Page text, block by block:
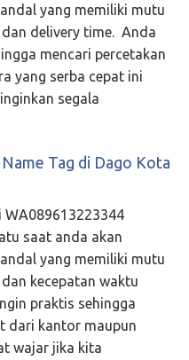
yang memiliki mutu
delivery time. Anda
mencari percetakan
yang serba cepat ini
segala
Tag di Dago Kota
WA089613223344
saat anda akan
yang memiliki mutu
kecepatan waktu
praktis sehingga
dari kantor maupun
wajar jika kita